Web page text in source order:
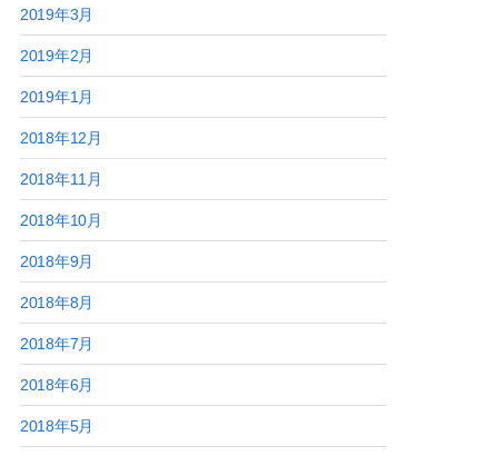
2019年3月
2019年2月
2019年1月
2018年12月
2018年11月
2018年10月
2018年9月
2018年8月
2018年7月
2018年6月
2018年5月